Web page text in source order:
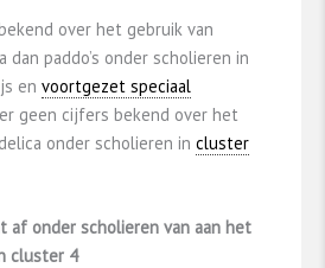
over het gebruik van
dan paddo’s onder scholieren in
en voortgezet speciaal
geen cijfers bekend over het
onder scholieren in cluster
af onder scholieren van aan het
cluster 4